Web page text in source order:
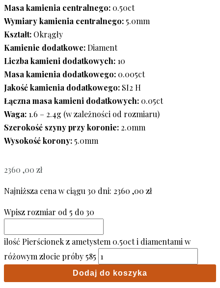
Masa kamienia centralnego: 0.50ct
Wymiary kamienia centralnego: 5.0mm
Kształt: Okrągły
Kamienie dodatkowe:Diament
Liczba kamieni dodatkowych: 10
Masa kamienia dodatkowego: 0.005ct
Jakość kamienia dodatkowego: SI2 H
Łączna masa kamieni dodatkowych: 0.05ct
Waga: 1.6 – 2.4g (w zależności od rozmiaru)
Szerokość szyny przy koronie: 2.0mm
Wysokość korony: 5.0mm
2360 ,00 zł
Najniższa cena w ciągu 30 dni: 2360 ,00 zł
Wpisz rozmiar od 5 do 30
ilość Pierścionek z ametystem 0.50ct i diamentami w
różowym złocie próby 585
Dodaj do koszyka